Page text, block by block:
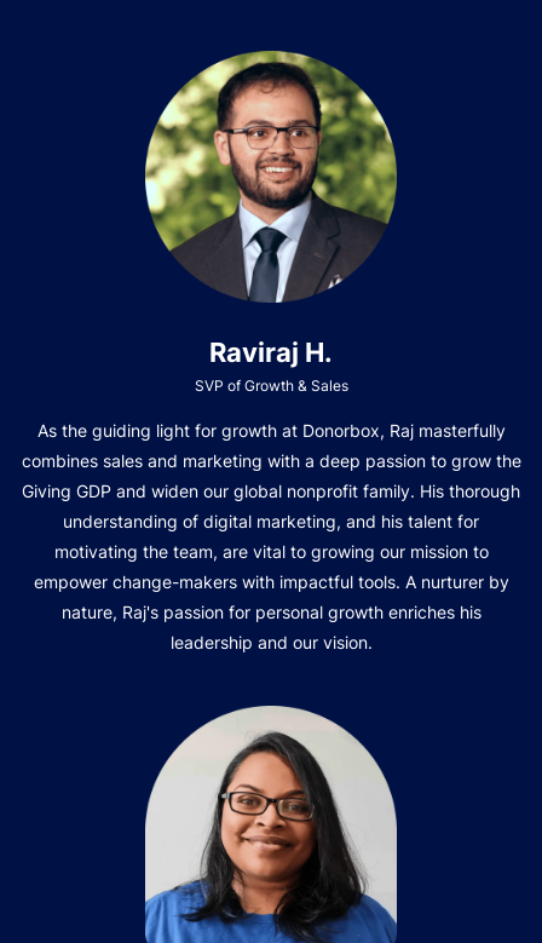
Raviraj H.
SVP of Growth & Sales
As the guiding light for growth at Donorbox, Raj masterfully
combines sales and marketing with a deep passion to grow the
Giving GDP and widen our global nonprofit family. His thorough
understanding of digital marketing, and his talent for
motivating the team, are vital to growing our mission to
empower change-makers with impactful tools. A nurturer by
nature, Raj's passion for personal growth enriches his
leadership and our vision.